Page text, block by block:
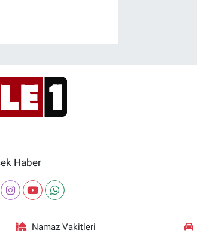
Haber
Namaz Vakitleri